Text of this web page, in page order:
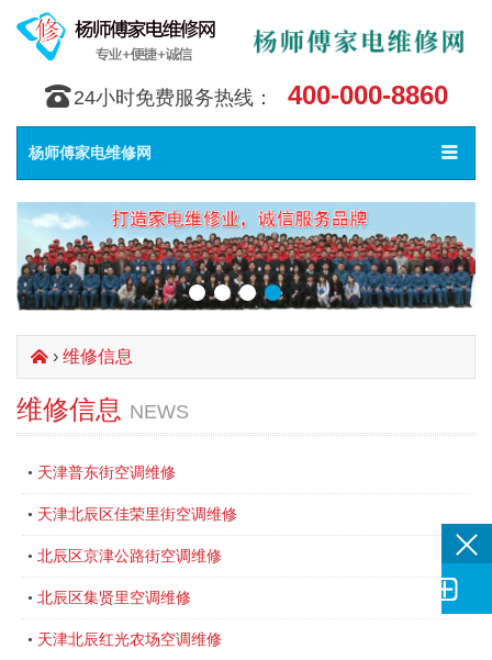
󰇯 24小时免费服务热线： 400-000-8860
Toggle
󰀥
杨师傅家电维修网
󰄫 › 维修信息
维修信息 NEWS
• 天津普东街空调维修
• 天津北辰区佳荣里街空调维修
• 北辰区京津公路街空调维修
• 北辰区集贤里空调维修
• 天津北辰红光农场空调维修
